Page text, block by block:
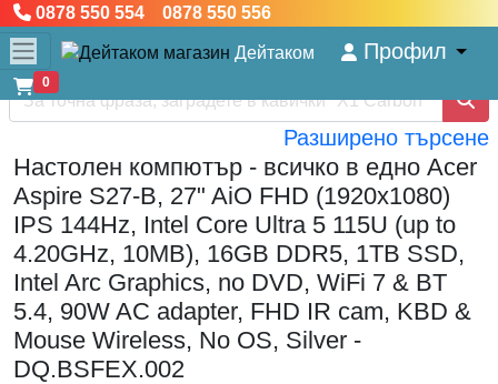
0878 550 554 0878 550 556
Дейтаком Профил
0
Разширено търсене
Настолен компютър - всичко в едно Acer
Aspire S27-B, 27" AiO FHD (1920x1080)
IPS 144Hz, Intel Core Ultra 5 115U (up to
4.20GHz, 10MB), 16GB DDR5, 1TB SSD,
Intel Arc Graphics, no DVD, WiFi 7 & BT
5.4, 90W AC adapter, FHD IR cam, KBD &
Mouse Wireless, No OS, Silver -
DQ.BSFEX.002